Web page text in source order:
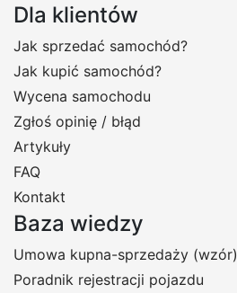
Dla klientów
Jak sprzedać samochód?
Jak kupić samochód?
Wycena samochodu
Zgłoś opinię / błąd
Artykuły
FAQ
Kontakt
Baza wiedzy
Umowa kupna-sprzedaży (wzór)
Poradnik rejestracji pojazdu